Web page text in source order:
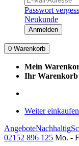
Passwort
Neukunde
Anmelden
0 Warenkorb
Mein
Ihr Warenkorb
Weiter einkaufen
AngeboteNachhaltig
02152 896 125 Mo. -